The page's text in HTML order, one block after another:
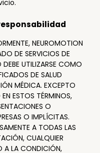
NEUROMOTION
DE SERVICIOS DE
UTILIZARSE COMO
DE SALUD
MÉDICA. EXCEPTO
ESTOS TÉRMINOS,
O
O IMPLÍCITAS.
A TODAS LAS
CUALQUIER
A LA CONDICIÓN,